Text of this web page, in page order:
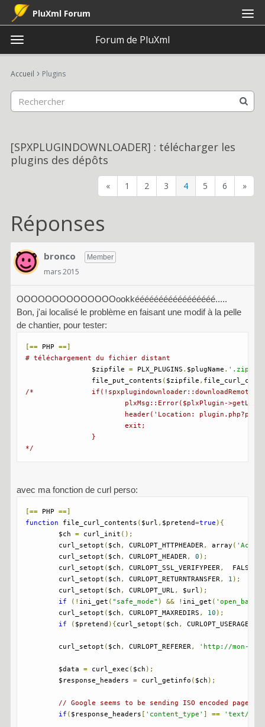
PluXml Forum
t
g
e
n
u
Forum de PluXml
Catégories
Discussions
Connexion
Accueil › Plugins
[SPXPLUGINDOWNLOADER] : télécharger les
plugins des dépôts
« 1 2 3 4 5 6 »
Réponses
bronco Member
mars 2015
OOOOOOOOOOOOOOookkééééééééééééééééé.....
Bon, j'ai localisé le problème en faisant une modif à la pelle
de chantier, pour tester:
[== PHP ==]
# téléchargement du fichier distant
		$zipfile
= PLX_PLUGINS . $plugName . '.zip'
		file_put_contents
( $zipfile ,
/*		if(!spxplugindownloader::downloadRemoteFile($file, $zipfile)) {
*/
avec ma fonction de curl perso:
[== PHP ==]
function file_curl_contents ( $url , $pretend=true ){
        $ch
= curl_init ();
        curl_setopt
( $ch , CURLOPT_HTTPHEADER , array (
        curl_setopt
( $ch , CURLOPT_HEADER , 0 );
        curl_setopt
( $ch , CURLOPT_SSL_VERIFYPEER ,
  FALSE
        curl_setopt
( $ch , CURLOPT_RETURNTRANSFER , 1 );
        curl_setopt
( $ch , CURLOPT_URL , $url );
if
(! ini_get ( "safe_mode" ) && ! ini_get (
        curl_setopt
( $ch , CURLOPT_MAXREDIRS , 10 );
if
( $pretend ){curl_setopt ( $ch , CURLOPT_USERAGENT
        curl_setopt
( $ch , CURLOPT_REFERER , 'http://mon-cul-
        $data
= curl_exec ( $ch );
        $response_headers
= curl_getinfo ( $ch );
// Google seems to be sending ISO encoded page
if ( $response_headers [ 'content_type' ] == 'text/